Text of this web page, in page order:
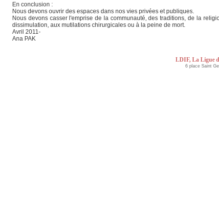
En conclusion :
Nous devons ouvrir des espaces dans nos vies privées et publiques.
Nous devons casser l'emprise de la communauté, des traditions, de la
dissimulation, aux mutilations chirurgicales ou à la peine de mort.
Avril 2011-
Ana PAK
LDIF, La Ligue
6 place Saint